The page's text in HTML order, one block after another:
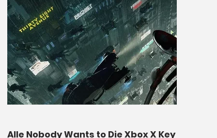
Alle Nobody Wants to Die Xbox X Key